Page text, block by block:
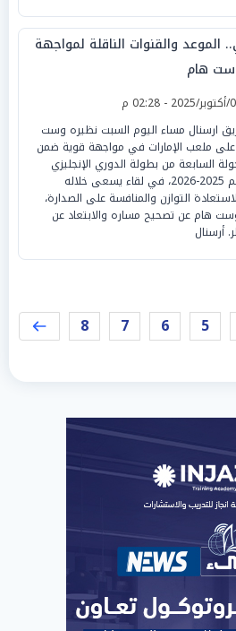
الموعد والقنوات الناقلة لمواجهة
هام
ارسنال مساء اليوم السبت نظيره وست
على ملعب الإمارات في مواجهة قوية ضمن
السابعة من بطولة الدوري الإنجليزي
الممتاز موسم 2025-2026، في لقاء يسعى خلاله
التوازن والمنافسة على الصدارة،
هام عن تصحيح مساره والابتعاد عن
أرسنال
5
6
7
8